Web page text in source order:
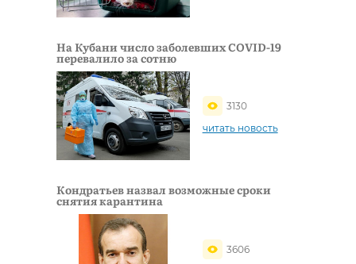
На Кубани число заболевших COVID-19
перевалило за сотню
3130
читать новость
Кондратьев назвал возможные сроки
снятия карантина
3606